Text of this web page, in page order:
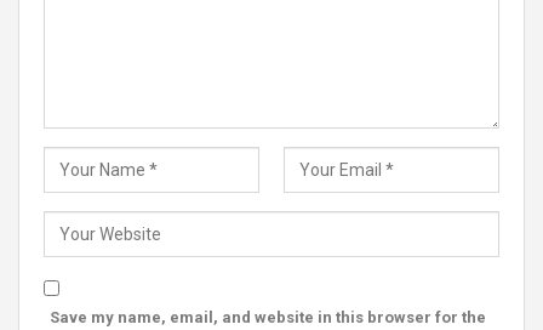
Save my name, email, and website in this browser for the